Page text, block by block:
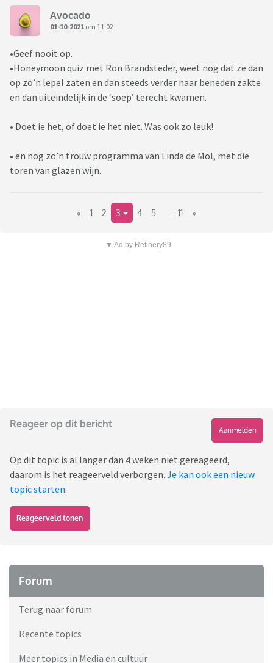
Avocado
01-10-2021 om 11:02
•Geef nooit op.
•Honeymoon quiz met Ron Brandsteder, weet nog dat ze dan
op zo’n lepel zaten en dan steeds verder naar beneden zakte
en dan uiteindelijk in de ‘soep’ terecht kwamen.
• Doet ie het, of doet ie het niet. Was ook zo leuk!
• en nog zo’n trouw programma van Linda de Mol, met die
toren van glazen wijn.
« 1 2 3 4 5 11 »
▼ Ad by Refinery89
Reageer op dit bericht
Aanmelden
Op dit topic is al langer dan 4 weken niet gereageerd,
daarom is het reageerveld verborgen. Je kan ook een nieuw
topic starten.
Reageerveld tonen
Forum
Terug naar forum
Recente topics
Meer topics in Media en cultuur